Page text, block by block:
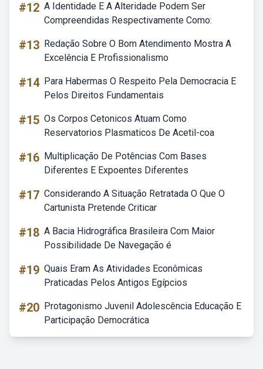
#12 A Identidade E A Alteridade Podem Ser
Compreendidas Respectivamente Como:
#13 Redação Sobre O Bom Atendimento Mostra A
Excelência E Profissionalismo
#14 Para Habermas O Respeito Pela Democracia E
Pelos Direitos Fundamentais
#15 Os Corpos Cetonicos Atuam Como
Reservatorios Plasmaticos De Acetil-coa
#16 Multiplicação De Potências Com Bases
Diferentes E Expoentes Diferentes
#17 Considerando A Situação Retratada O Que O
Cartunista Pretende Criticar
#18 A Bacia Hidrográfica Brasileira Com Maior
Possibilidade De Navegação é
#19 Quais Eram As Atividades Econômicas
Praticadas Pelos Antigos Egípcios
#20 Protagonismo Juvenil Adolescência Educação E
Participação Democrática